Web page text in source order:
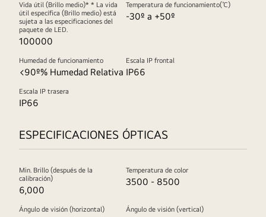
Vida útil (Brillo medio)* * La vida
útil específica (Brillo medio) está
sujeta a las especificaciones del
paquete de LED.
100000
Temperatura de funcionamiento(℃)
-30º a +50º
Humedad de funcionamiento
<90º% Humedad Relativa
Escala IP frontal
IP66
Escala IP trasera
IP66
ESPECIFICACIONES ÓPTICAS
Min. Brillo (después de la
calibración)
6,000
Temperatura de color
3500 - 8500
Ángulo de visión (horizontal) Ángulo de visión (vertical)